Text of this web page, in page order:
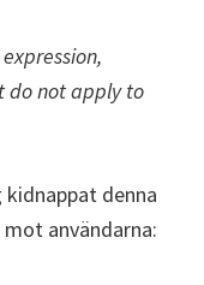
do not apply to
denna
användarna: